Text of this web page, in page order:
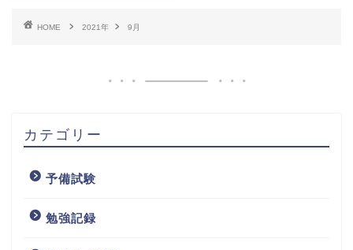
HOME 2021年 9月
カテゴリー
予備試験
勉強記録